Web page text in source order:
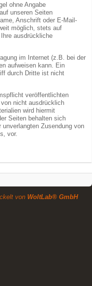
ohne Angabe
unseren Seiten
Anschrift oder E-Mail-
möglich, stets auf
ausdrückliche
im Internet (z.B. bei der
aufweisen kann. Ein
durch Dritte ist nicht
veröffentlichten
nicht ausdrücklich
wird hiermit
Seiten behalten sich
Zusendung von
vor.
von WoltLab® GmbH